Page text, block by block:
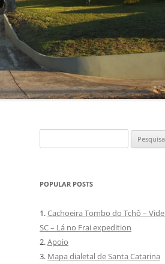
por:
POPULAR POSTS
1.Cachoeira Tombo do Tchô –
SC – Lá no Frai expedition
2.Apoio
3. Mapa dialetal de Santa Catarina